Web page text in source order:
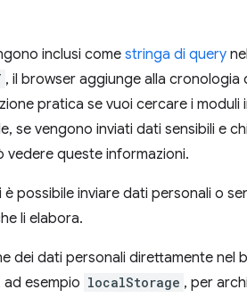
inclusi come stringa di query
, il browser aggiunge alla cronologia
pratica se vuoi cercare i moduli
se vengono inviati dati sensibili e
queste informazioni.
possibile inviare dati personali o
li elabora.
dei dati personali direttamente nel
ad esempio localStorage , per